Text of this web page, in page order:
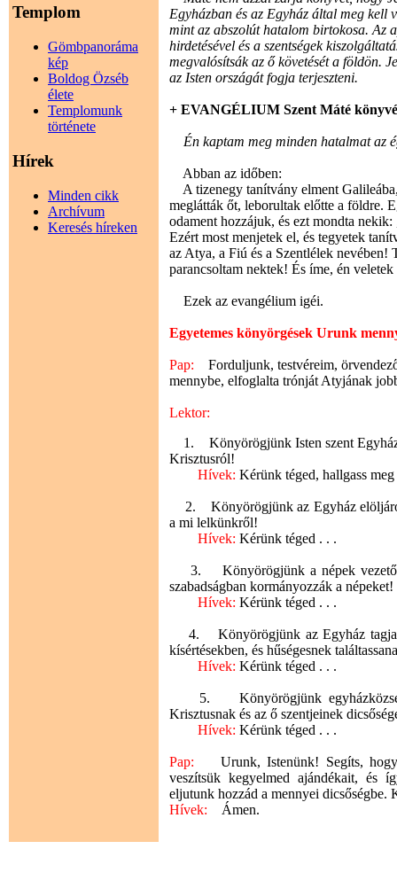
Templom
Gömbpanoráma
kép
Boldog Özséb
élete
Templomunk
története
Hírek
Minden cikk
Archívum
Keresés híreken
Egyházban és az Egyház által meg
mint az abszolút hatalom birtokosa. Az
hirdetésével és a szentségek
megvalósítsák az ő követését a földön.
az Isten országát fogja terjeszteni.
+ EVANGÉLIUM Szent Máté
Én kaptam meg minden hatalmat az
Abban az időben:
A tizenegy tanítvány elment
meglátták őt, leborultak előtte a földre.
odament hozzájuk, és ezt mondta
Ezért most menjetek el, és tegyetek
az Atya, a Fiú és a Szentlélek nevében!
parancsoltam nektek! És íme, én
Ezek az evangélium igéi.
Egyetemes könyörgések Urunk
Pap: Forduljunk, testvéreim,
mennybe, elfoglalta trónját Atyjának
Lektor:
1. Könyörögjünk Isten szent
Krisztusról!
Hívek: Kérünk téged, hallgass
2. Könyörögjünk az Egyház
a mi lelkünkről!
Hívek: Kérünk téged . . .
3. Könyörögjünk a népek
szabadságban kormányozzák a népeket!
Hívek: Kérünk téged . . .
4. Könyörögjünk az Egyház
kísértésekben, és hűségesnek
Hívek: Kérünk téged . . .
5. Könyörögjünk
Krisztusnak és az ő szentjeinek
Hívek: Kérünk téged . . .
Pap: Urunk, Istenünk! Segíts, hogy
veszítsük kegyelmed ajándékait, és
eljutunk hozzád a mennyei dicsőségbe.
Hívek: Ámen.